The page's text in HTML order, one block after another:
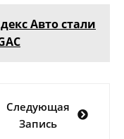
Авто стали
Следующая
Запись